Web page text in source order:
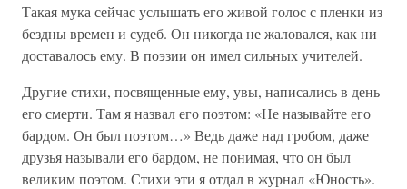
Такая мука сейчас услышать его живой голос с пленки из
бездны времен и судеб. Он никогда не жаловался, как ни
доставалось ему. В поэзии он имел сильных учителей.
Другие стихи, посвященные ему, увы, написались в день
его смерти. Там я назвал его поэтом: «Не называйте его
бардом. Он был поэтом…» Ведь даже над гробом, даже
друзья называли его бардом, не понимая, что он был
великим поэтом. Стихи эти я отдал в журнал «Юность».